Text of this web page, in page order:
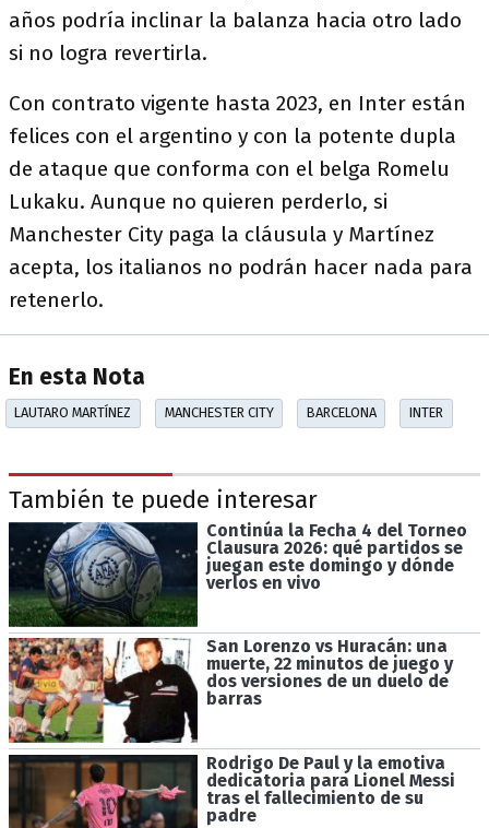
años podría inclinar la balanza hacia otro lado
si no logra revertirla.
Con contrato vigente hasta 2023, en Inter están
felices con el argentino y con la potente dupla
de ataque que conforma con el belga Romelu
Lukaku. Aunque no quieren perderlo, si
Manchester City paga la cláusula y Martínez
acepta, los italianos no podrán hacer nada para
retenerlo.
En esta Nota
LAUTARO MARTÍNEZ MANCHESTER CITY BARCELONA INTER
También te puede interesar
Continúa la Fecha 4 del Torneo
Clausura 2026: qué partidos se
juegan este domingo y dónde
verlos en vivo
San Lorenzo vs Huracán: una
muerte, 22 minutos de juego y
dos versiones de un duelo de
barras
Rodrigo De Paul y la emotiva
dedicatoria para Lionel Messi
tras el fallecimiento de su
padre